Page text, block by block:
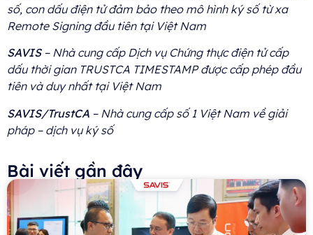
số, con dấu điện tử đảm bảo theo mô hình ký số từ xa
Remote Signing đầu tiên tại Việt Nam
SAVIS – Nhà cung cấp Dịch vụ Chứng thực điện tử cấp
dấu thời gian TRUSTCA TIMESTAMP được cấp phép đầu
tiên và duy nhất tại Việt Nam
SAVIS/TrustCA – Nhà cung cấp số 1 Việt Nam về giải
pháp – dịch vụ ký số
Bài viết gần đây